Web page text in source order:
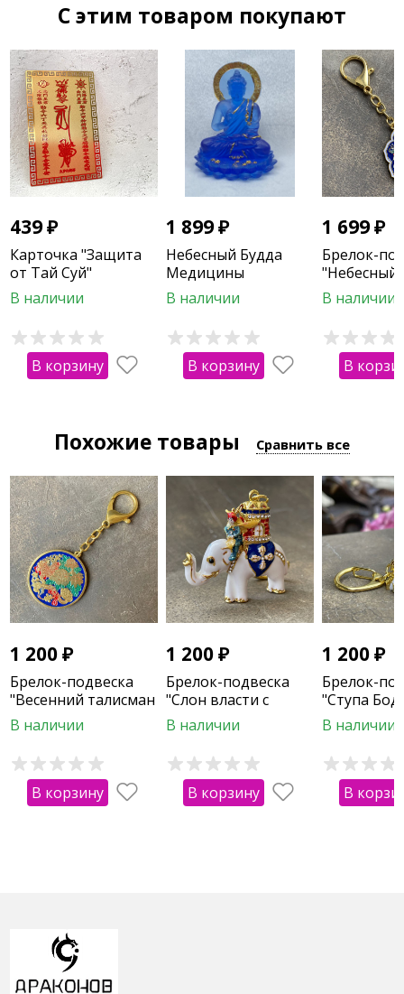
C этим товаром покупают
439₽
Карточка "Защита
от Тай Суй"
В наличии
В корзину
1 899₽
Небесный Будда
Медицины
В наличии
В корзину
1 699₽
Брелок-
"Небесный
для
богатства"
В наличии
В
Похожие товары Сравнить все
1 200₽
Брелок-подвеска
"Весенний талисман
с энергией роста"
В наличии
В корзину
1 200₽
Брелок-подвеска
"Слон власти с
воином"
В наличии
В корзину
1 200₽
Брелок-
"Ступа
В наличии
В